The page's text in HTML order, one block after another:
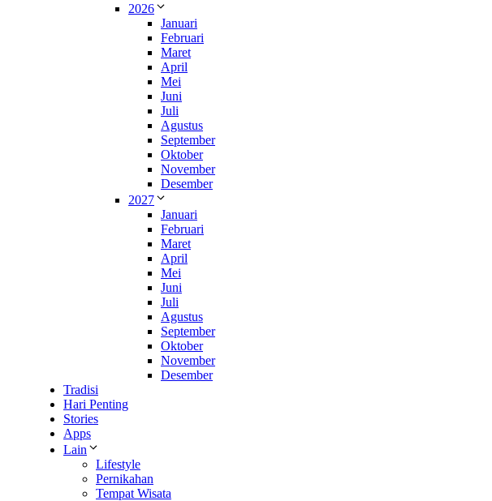
2026
Januari
Februari
Maret
April
Mei
Juni
Juli
Agustus
September
Oktober
November
Desember
2027
Januari
Februari
Maret
April
Mei
Juni
Juli
Agustus
September
Oktober
November
Desember
Tradisi
Hari Penting
Stories
Apps
Lain
Lifestyle
Pernikahan
Tempat Wisata